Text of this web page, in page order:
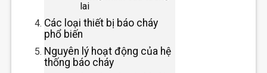
lai
Các loại thiết bị báo cháy
phổ biến
Nguyên lý hoạt động của hệ
thống báo cháy